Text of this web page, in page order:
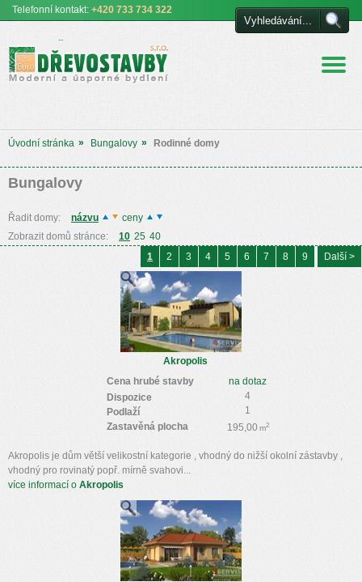
Euro DŘEVOSTAVBY
s.r.o. úsporné a moderní
bydlení
Telefonní kontakt: +420 733 734 322
Úvodní stránka » Bungalovy » Rodinné domy
Bungalovy
Řadit domy: názvu
ceny
Zobrazit domů stránce:
10 25 40
1
2 3 4 5 6 7 8 9 Další >
Akropolis
na dotaz
Cena hrubé stavby
4
Dispozice
1
Podlaží
195,00 m2
Zastavěná plocha
Akropolis je dům větší velikostní kategorie , vhodný do nižší okolní zástavby ,
vhodný pro rovinatý popř. mírně svahovi...
více informací o Akropolis